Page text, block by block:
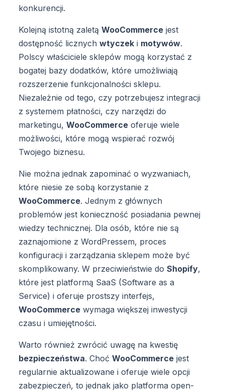
konkurencji.
Kolejną istotną zaletąWooCommerce jest
dostępność licznychwtyczek i motywów.
Polscy właściciele sklepów mogą korzystać z
bogatej bazy dodatków, które umożliwiają
rozszerzenie funkcjonalności sklepu.
Niezależnie od tego, czy potrzebujesz integracji
z systemem płatności, czy narzędzi do
marketingu,WooCommerce oferuje wiele
możliwości, które mogą wspierać rozwój
Twojego biznesu.
Nie można jednak zapominać o wyzwaniach,
które niesie ze sobą korzystanie z
WooCommerce. Jednym z głównych
problemów jest konieczność posiadania pewnej
wiedzy technicznej. Dla osób, które nie są
zaznajomione z WordPressem, proces
konfiguracji i zarządzania sklepem może być
skomplikowany. W przeciwieństwie doShopify,
które jest platformą SaaS (Software as a
Service) i oferuje prostszy interfejs,
WooCommerce wymaga większej inwestycji
czasu i umiejętności.
Warto również zwrócić uwagę na kwestię
bezpieczeństwa. ChoćWooCommerce jest
regularnie aktualizowane i oferuje wiele opcji
zabezpieczeń, to jednak jako platforma open-